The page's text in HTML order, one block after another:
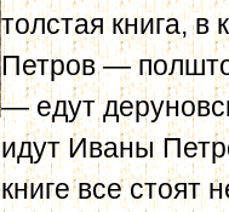
толстая книга,
Петров —
— едут
идут Иваны
книге все стоят